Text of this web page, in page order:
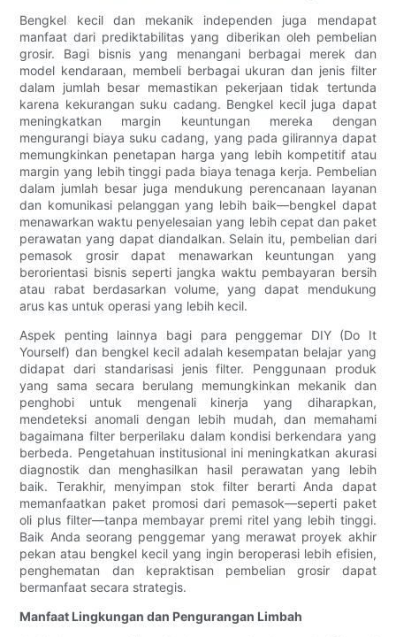
Bengkel kecil dan mekanik independen juga mendapat
manfaat dari prediktabilitas yang diberikan oleh pembelian
grosir. Bagi bisnis yang menangani berbagai merek dan
model kendaraan, membeli berbagai ukuran dan jenis filter
dalam jumlah besar memastikan pekerjaan tidak tertunda
karena kekurangan suku cadang. Bengkel kecil juga dapat
meningkatkan margin keuntungan mereka dengan
mengurangi biaya suku cadang, yang pada gilirannya dapat
memungkinkan penetapan harga yang lebih kompetitif atau
margin yang lebih tinggi pada biaya tenaga kerja. Pembelian
dalam jumlah besar juga mendukung perencanaan layanan
dan komunikasi pelanggan yang lebih baik—bengkel dapat
menawarkan waktu penyelesaian yang lebih cepat dan paket
perawatan yang dapat diandalkan. Selain itu, pembelian dari
pemasok grosir dapat menawarkan keuntungan yang
berorientasi bisnis seperti jangka waktu pembayaran bersih
atau rabat berdasarkan volume, yang dapat mendukung
arus kas untuk operasi yang lebih kecil.
Aspek penting lainnya bagi para penggemar DIY (Do It
Yourself) dan bengkel kecil adalah kesempatan belajar yang
didapat dari standarisasi jenis filter. Penggunaan produk
yang sama secara berulang memungkinkan mekanik dan
penghobi untuk mengenali kinerja yang diharapkan,
mendeteksi anomali dengan lebih mudah, dan memahami
bagaimana filter berperilaku dalam kondisi berkendara yang
berbeda. Pengetahuan institusional ini meningkatkan akurasi
diagnostik dan menghasilkan hasil perawatan yang lebih
baik. Terakhir, menyimpan stok filter berarti Anda dapat
memanfaatkan paket promosi dari pemasok—seperti paket
oli plus filter—tanpa membayar premi ritel yang lebih tinggi.
Baik Anda seorang penggemar yang merawat proyek akhir
pekan atau bengkel kecil yang ingin beroperasi lebih efisien,
penghematan dan kepraktisan pembelian grosir dapat
bermanfaat secara strategis.
Manfaat Lingkungan dan Pengurangan Limbah